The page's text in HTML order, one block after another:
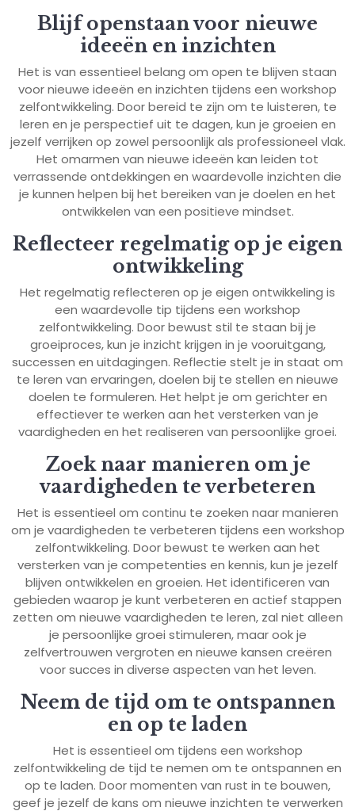
Blijf openstaan voor nieuwe
ideeën en inzichten
Het is van essentieel belang om open te blijven staan
voor nieuwe ideeën en inzichten tijdens een workshop
zelfontwikkeling. Door bereid te zijn om te luisteren, te
leren en je perspectief uit te dagen, kun je groeien en
jezelf verrijken op zowel persoonlijk als professioneel vlak.
Het omarmen van nieuwe ideeën kan leiden tot
verrassende ontdekkingen en waardevolle inzichten die
je kunnen helpen bij het bereiken van je doelen en het
ontwikkelen van een positieve mindset.
Reflecteer regelmatig op je eigen
ontwikkeling
Het regelmatig reflecteren op je eigen ontwikkeling is
een waardevolle tip tijdens een workshop
zelfontwikkeling. Door bewust stil te staan bij je
groeiproces, kun je inzicht krijgen in je vooruitgang,
successen en uitdagingen. Reflectie stelt je in staat om
te leren van ervaringen, doelen bij te stellen en nieuwe
doelen te formuleren. Het helpt je om gerichter en
effectiever te werken aan het versterken van je
vaardigheden en het realiseren van persoonlijke groei.
Zoek naar manieren om je
vaardigheden te verbeteren
Het is essentieel om continu te zoeken naar manieren
om je vaardigheden te verbeteren tijdens een workshop
zelfontwikkeling. Door bewust te werken aan het
versterken van je competenties en kennis, kun je jezelf
blijven ontwikkelen en groeien. Het identificeren van
gebieden waarop je kunt verbeteren en actief stappen
zetten om nieuwe vaardigheden te leren, zal niet alleen
je persoonlijke groei stimuleren, maar ook je
zelfvertrouwen vergroten en nieuwe kansen creëren
voor succes in diverse aspecten van het leven.
Neem de tijd om te ontspannen
en op te laden
Het is essentieel om tijdens een workshop
zelfontwikkeling de tijd te nemen om te ontspannen en
op te laden. Door momenten van rust in te bouwen,
geef je jezelf de kans om nieuwe inzichten te verwerken